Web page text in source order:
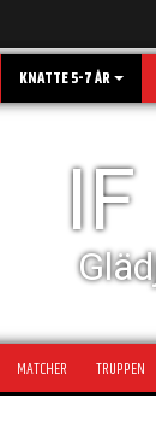
KNATTE 5-7 ÅR
MATCHER TRUPPEN